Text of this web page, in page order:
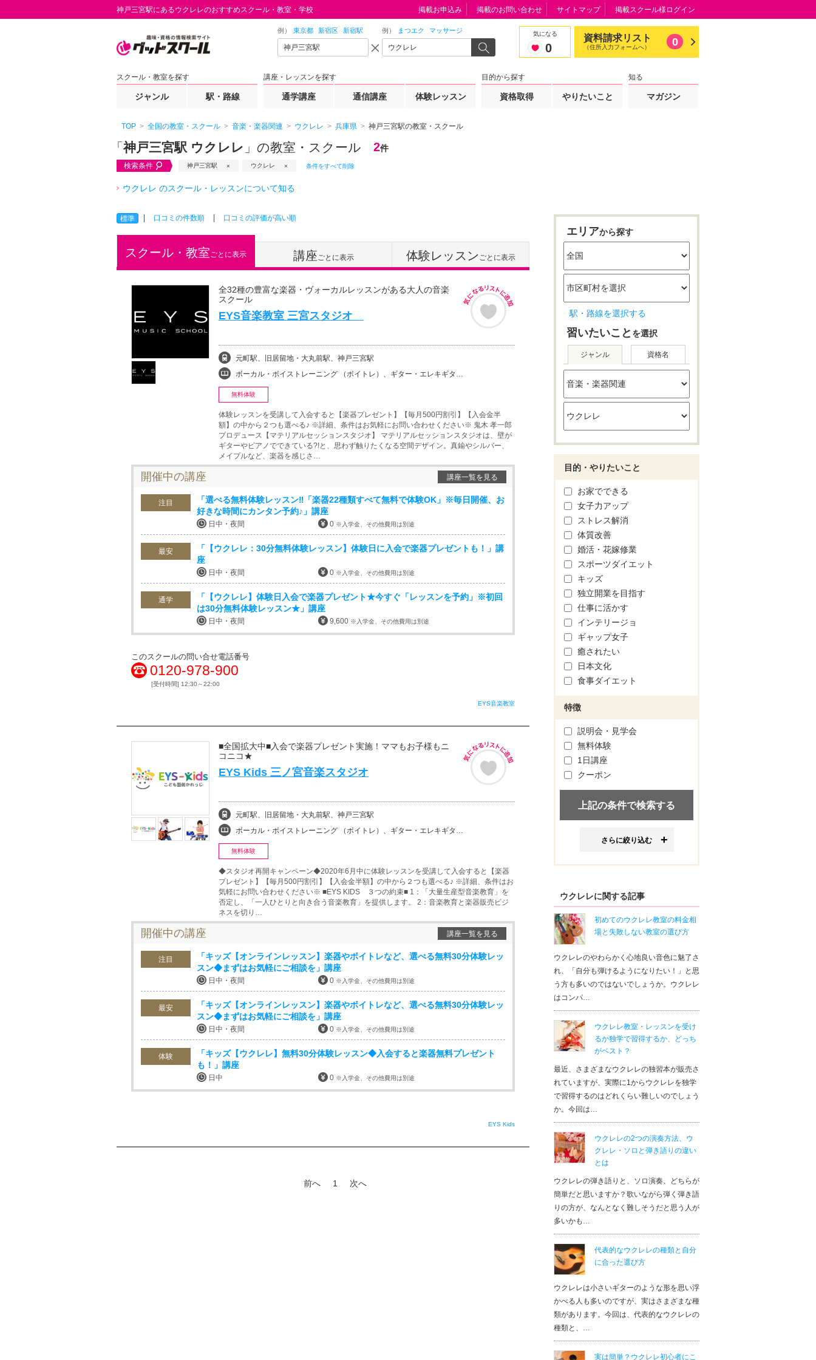
神戸三宮駅にあるウクレレのおすすめスクール・教室・学校
例） 東京都 新宿区 新宿駅 例） まつエク マッサージ 気になる
0
資料請求リスト
（住所入力フォームへ） 0
スクール・教室を探す
ジャンル 駅・路線
講座・レッスンを探す
通学講座 通信講座 体験レッスン
目的から探す
資格取得 やりたいこと
知る
マガジン
掲載お申込み 掲載のお問い合わせ サイトマップ 掲載スクール様ログイン
TOP 全国の教室・スクール 音楽・楽器関連 ウクレレ 兵庫県 神戸三宮駅の教室・スクール
「神戸三宮駅 ウクレレ 」の教室・スクール 2件
検索条件 神戸三宮駅 ウクレレ 条件をすべて削除
ウクレレ のスクール・レッスンについて知る
標準 口コミの件数順 口コミの評価が高い順
スクール・教室ごとに表示 講座ごとに表示 体験レッスンごとに表示
全32種の豊富な楽器・ヴォーカルレッスンがある大人の音楽
スクール
EYS音楽教室 三宮スタジオ
元町駅、旧居留地・大丸前駅、神戸三宮駅
ボーカル・ボイストレーニング （ボイトレ）、ギター・エレキギター、バイオリン、ウクレレ、ベース、チェロ、ウッドベース、ビ…
無料体験
体験レッスンを受講して入会すると【楽器プレゼント】【毎月500円割引】【入会金半
額】の中から２つも選べる♪ ※詳細、条件はお気軽にお問い合わせください※ 鬼木 孝一郎
プロデュース【マテリアルセッションスタジオ】 マテリアルセッションスタジオは、壁が
ギターやピアノでできている?!と、思わず触りたくなる空間デザイン。真鍮やシルバー、
メイプルなど、楽器を感じさ…
開催中の講座 講座一覧を見る
注目
「選べる無料体験レッスン‼「楽器22種類すべて無料で体験OK」※毎日開催、お
好きな時間にカンタン予約♪」講座
日中・夜間 0 ※入学金、その他費用は別途
最安
「【ウクレレ：30分無料体験レッスン】体験日に入会で楽器プレゼントも！」講
座
日中・夜間 0 ※入学金、その他費用は別途
通学
「【ウクレレ】体験日入会で楽器プレゼント★今すぐ「レッスンを予約」※初回
は30分無料体験レッスン★」講座
日中・夜間 9,600 ※入学金、その他費用は別途
このスクールの問い合せ電話番号
0120-978-900
[受付時間] 12:30～22:00
EYS音楽教室
■全国拡大中■入会で楽器プレゼント実施！ママもお子様もニ
コニコ★
EYS Kids 三ノ宮音楽スタジオ
元町駅、旧居留地・大丸前駅、神戸三宮駅
ボーカル・ボイストレーニング （ボイトレ）、ギター・エレキギター、バイオリン、ウクレレ、チェロ、ピアノ、ドラム、フルート…
無料体験
◆スタジオ再開キャンペーン◆2020年6月中に体験レッスンを受講して入会すると【楽器
プレゼント】【毎月500円割引】【入会金半額】の中から２つも選べる♪ ※詳細、条件はお
気軽にお問い合わせください※ ■EYS KIDS ３つの約束■ 1：「大量生産型音楽教育」を
否定し、「一人ひとりと向き合う音楽教育」を提供します。 2：音楽教育と楽器販売ビジ
ネスを切り…
開催中の講座 講座一覧を見る
注目
「キッズ【オンラインレッスン】楽器やボイトレなど、選べる無料30分体験レッ
スン◆まずはお気軽にご相談を」講座
日中・夜間 0 ※入学金、その他費用は別途
最安
「キッズ【オンラインレッスン】楽器やボイトレなど、選べる無料30分体験レッ
スン◆まずはお気軽にご相談を」講座
日中・夜間 0 ※入学金、その他費用は別途
体験
「キッズ【ウクレレ】無料30分体験レッスン◆入会すると楽器無料プレゼント
も！」講座
日中 0 ※入学金、その他費用は別途
EYS Kids
前へ 1 次へ
エリアから探す
駅・路線を選択する
習いたいこと を選択
ジャンル 資格名
目的・やりたいこと
お家でできる
女子力アップ
ストレス解消
体質改善
婚活・花嫁修業
スポーツダイエット
キッズ
独立開業を目指す
仕事に活かす
インテリージョ
ギャップ女子
癒されたい
日本文化
食事ダイエット
特徴
説明会・見学会
無料体験
1日講座
クーポン
さらに絞り込む
ウクレレに関する記事
初めてのウクレレ教室の料金相
場と失敗しない教室の選び方
ウクレレのやわらかく心地良い音色に魅了さ
れ、「自分も弾けるようになりたい！」と思
う方も多いのではないでしょうか。ウクレレ
はコンパ…
ウクレレ教室・レッスンを受け
るか独学で習得するか、どっち
がベスト？
最近、さまざまなウクレレの独習本が販売さ
れていますが、実際に1からウクレレを独学
で習得するのはどれくらい難しいのでしょう
か。今回は…
ウクレレの2つの演奏方法、ウ
クレレ・ソロと弾き語りの違い
とは
ウクレレの弾き語りと、ソロ演奏、どちらが
簡単だと思いますか？歌いながら弾く弾き語
りの方が、なんとなく難しそうだと思う人が
多いかも…
代表的なウクレレの種類と自分
に合った選び方
ウクレレは小さいギターのような形を思い浮
かべる人も多いのですが、実はさまざまな種
類があります。今回は、代表的なウクレレの
種類と、…
実は簡単？ウクレレ初心者にこ